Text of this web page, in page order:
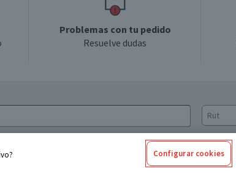
Problemas con tu pedido
Resuelve dudas
de datos
Configurar cookies